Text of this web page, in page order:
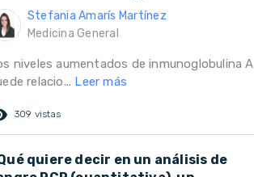
Stefania Amarís Martínez
Medicina General
niveles aumentados de inmunoglobulina A
relacio... Leer más
309 vistas
quiere decir en un análisis de